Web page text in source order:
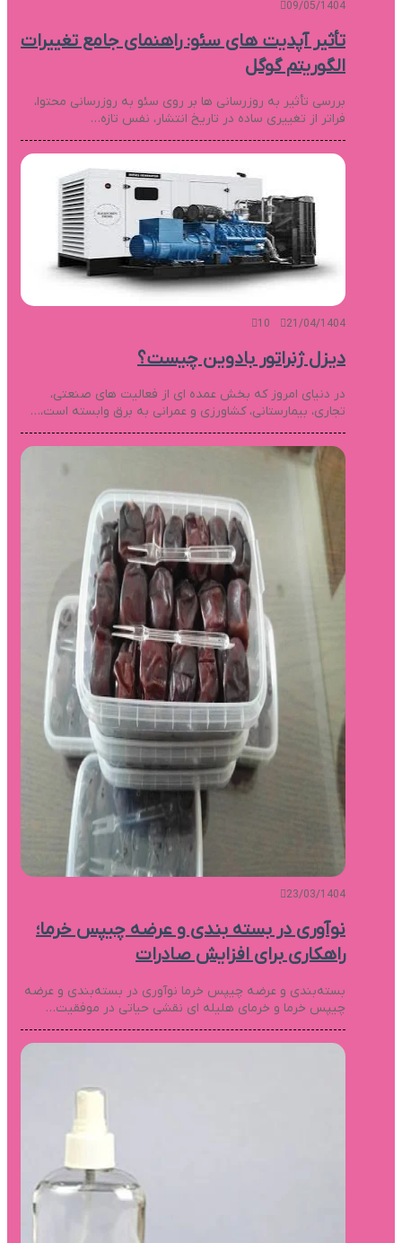
09/05/1404
تأثیر آپدیت های سئو: راهنمای جامع تغییرات
الگوریتم گوگل
بررسی تأثیر به روزرسانی ها بر روی سئو به روزرسانی محتوا،
فراتر از تغییری ساده در تاریخ انتشار، نفس تازه…
21/04/1404
10
دیزل ژنراتور بادوین چیست؟
در دنیای امروز که بخش عمده ای از فعالیت های صنعتی،
تجاری، بیمارستانی، کشاورزی و عمرانی به برق وابسته است،…
23/03/1404
نوآوری در بسته بندی و عرضه چیپس خرما؛
راهکاری برای افزایش صادرات
بسته‌بندی و عرضه چیپس خرما نوآوری در بسته‌بندی و عرضه
چیپس خرما و خرمای هلیله ای نقشی حیاتی در موفقیت…